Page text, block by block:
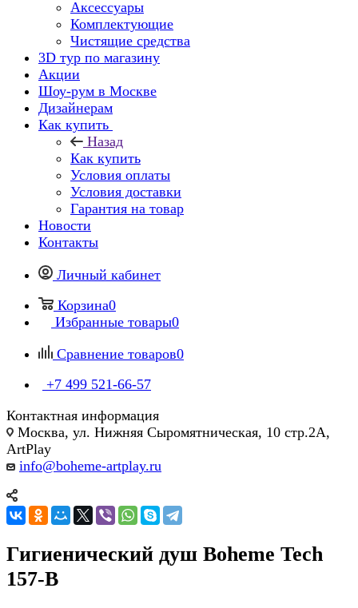
Аксессуары
Комплектующие
Чистящие средства
3D тур по магазину
Акции
Шоу-рум в Москве
Дизайнерам
Как купить
Назад
Как купить
Условия оплаты
Условия доставки
Гарантия на товар
Новости
Контакты
Личный кабинет
Корзина0
Избранные товары0
Сравнение товаров0
+7 499 521-66-57
Контактная информация
Москва, ул. Нижняя Сыромятническая, 10 стр.2А,
ArtPlay
info@boheme-artplay.ru
Гигиенический душ Boheme Tech
157-B